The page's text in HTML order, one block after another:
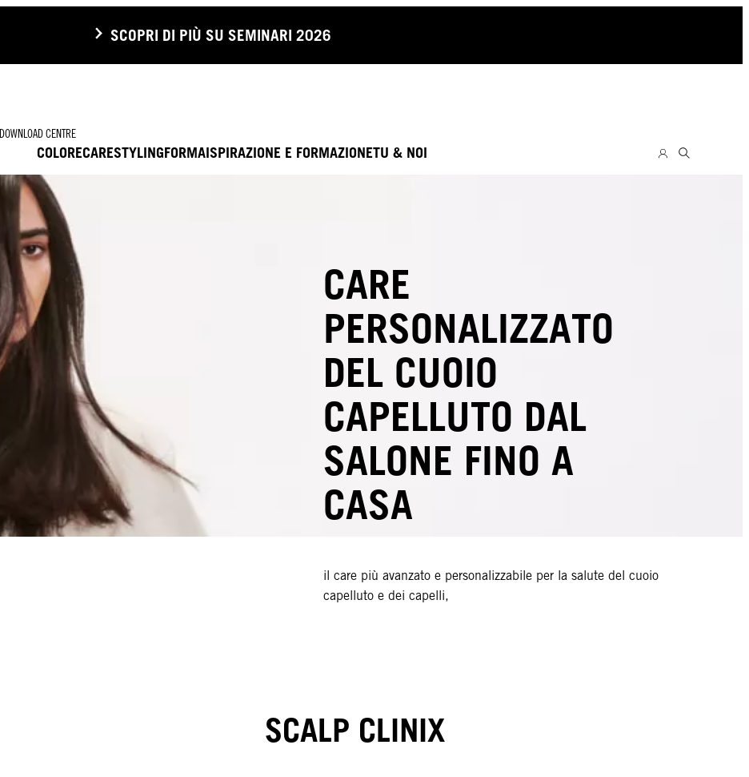
SCOPRI DI PIÙ SU SEMINARI 2026
COLORECARESTYLINGFORMAISPIRAZIONE E FORMAZIONETU & NOI
DOWNLOAD CENTRE
CARE
PERSONALIZZATO
DEL CUOIO
CAPELLUTO DAL
SALONE FINO A
CASA
il care più avanzato e personalizzabile per la salute del cuoio
capelluto e dei capelli,
SCALP CLINIX